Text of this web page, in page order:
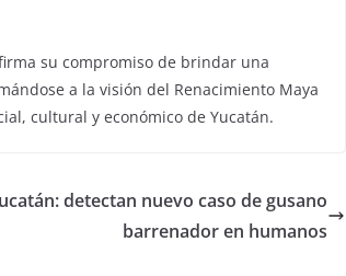
su compromiso de brindar una
a la visión del Renacimiento Maya
cultural y económico de Yucatán.
detectan nuevo caso de gusano
barrenador en humanos